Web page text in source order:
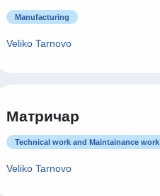
Manufacturing
Veliko Tarnovo
Матричар
Technical work and Maintainance work
Veliko Tarnovo